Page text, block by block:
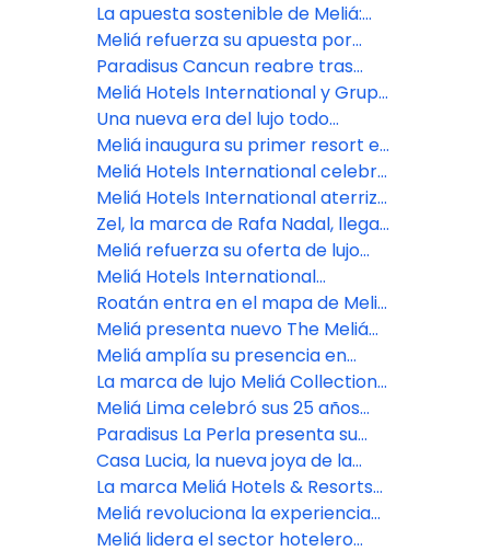
La apuesta sostenible de Meliá:
Logros globales y un modelo de
transición energética desde
Cusco
Meliá refuerza su apuesta por
Argentina con dos nuevos hoteles
en Mendoza, uno de los destinos
más fascinantes de Sudamérica
Paradisus Cancun reabre tras
renovación de $50 millones
Meliá Hotels International y Grupo
Puntacana se unen para el
desarrollo del Paradisus Miches, el
próximo resort de lujo todo
incluido de República Dominicana
Una nueva era del lujo todo
incluido llega a Bali con la
apertura de Paradisus by Meliá
Meliá inaugura su primer resort en
Maldivas
Meliá Hotels International celebra
en FITUR su 70º aniversario,
anticipando una nueva etapa de
crecimiento sólido y sostenido a
nivel nacional e internacional
Meliá Hotels International aterriza
en el paraíso: Maldivas recibe a
Meliá Whale Lagoon
Zel, la marca de Rafa Nadal, llega
a Cozumel de la mano de Meliá
Meliá refuerza su oferta de lujo
con nuevas aperturas en 2026
Meliá Hotels International
desembarca en Cusco con su
primer hotel en la capital histórica
del Imperio Inca
Roatán entra en el mapa de Meliá
como nuevo destino de ensueño
en el caribe hondureño
Meliá presenta nuevo The Meliá
Collection en la Patagonia
Argentina.
Meliá amplía su presencia en
Argentina con un nuevo hotel en
Salta
La marca de lujo Meliá Collection
debutará en Perú con un nuevo
hotel boutique en el centro
histórico de Lima
Meliá Lima celebró sus 25 años
reconociendo a su mayor tesoro:
su gente
Paradisus La Perla presenta su
exclusivo concepto FACE SPAce
Casa Lucia, la nueva joya de la
marca The Meliá Collection que
unirá arte y hospitalidad en
Buenos Aires
La marca Meliá Hotels & Resorts
llegará a Venecia en 2025
Meliá revoluciona la experiencia
integral del cliente con su nueva
Meliá lidera el sector hotelero